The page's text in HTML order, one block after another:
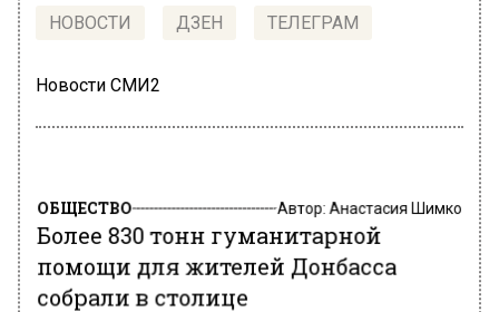
НОВОСТИ ДЗЕН ТЕЛЕГРАМ
Новости СМИ2
ОБЩЕСТВО Автор: Анастасия Шимко
Более 830 тонн гуманитарной
помощи для жителей Донбасса
собрали в столице